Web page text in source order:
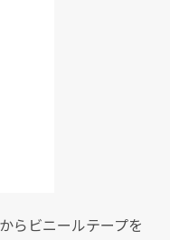
らビニールテープを